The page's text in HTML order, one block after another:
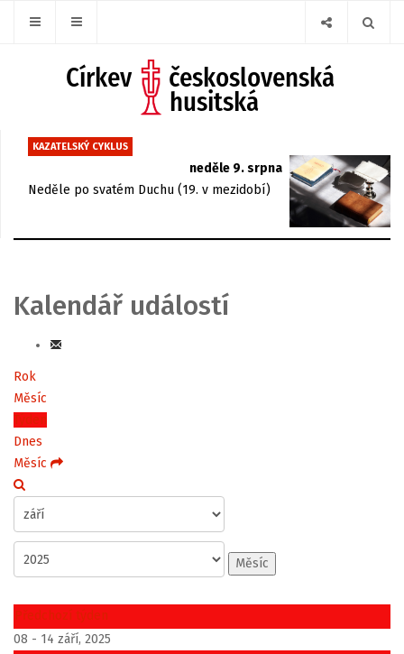
KAZATELSKÝ CYKLUS
neděle 9. srpna
Neděle po svatém Duchu (19. v mezidobí)
Kalendář událostí
Rok
Měsíc
Týden
Dnes
Měsíc
Měsíc
Předchozí týden
08 - 14 září, 2025